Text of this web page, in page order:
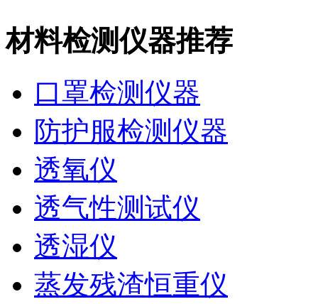
材料检测仪器推荐
口罩检测仪器
防护服检测仪器
透氧仪
透气性测试仪
透湿仪
蒸发残渣恒重仪